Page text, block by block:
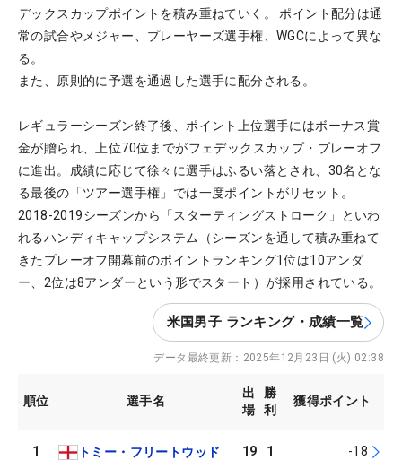
デックスカップポイントを積み重ねていく。 ポイント配分は通
常の試合やメジャー、プレーヤーズ選手権、WGCによって異な
る。
また、原則的に予選を通過した選手に配分される。
レギュラーシーズン終了後、ポイント上位選手にはボーナス賞
金が贈られ、上位70位までがフェデックスカップ・プレーオフ
に進出。成績に応じて徐々に選手はふるい落とされ、30名とな
る最後の「ツアー選手権」では一度ポイントがリセット。
2018-2019シーズンから「スターティングストローク」といわ
れるハンディキャップシステム（シーズンを通して積み重ねて
きたプレーオフ開幕前のポイントランキング1位は10アンダ
ー、2位は8アンダーという形でスタート）が採用されている。
米国男子 ランキング・成績一覧
データ最終更新： 2025年12月23日 (火) 02:38
順位 選手名
出
場
勝
利
獲得ポイント
1 トミー・フリートウッド 19 1 -18